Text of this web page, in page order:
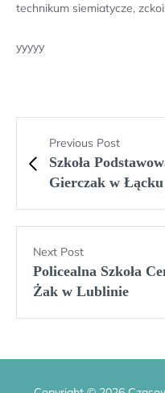
technikum siemiatycze,
yyyyy
Previous Post
Szkoła
Gierczak w Łącku
Next Post
Policealna Szkoła
Żak w Lublinie